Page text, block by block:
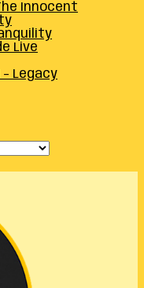
Innocent
Live
– Legacy